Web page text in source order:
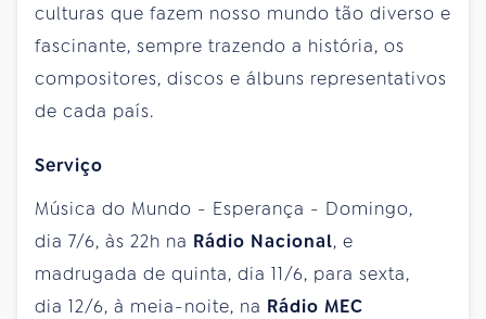
culturas que fazem nosso mundo tão diverso e
fascinante, sempre trazendo a história, os
compositores, discos e álbuns representativos
de cada país.
Serviço
Música do Mundo - Esperança - Domingo,
dia 7/6, às 22h na Rádio Nacional, e
madrugada de quinta, dia 11/6, para sexta,
dia 12/6, à meia-noite, na Rádio MEC